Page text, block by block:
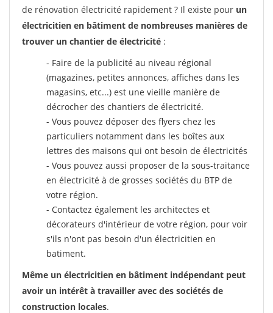
de rénovation électricité rapidement ? Il existe pour un
électricitien en bâtiment de nombreuses manières de
trouver un chantier de électricité :
- Faire de la publicité au niveau régional
(magazines, petites annonces, affiches dans les
magasins, etc...) est une vieille manière de
décrocher des chantiers de électricité.
- Vous pouvez déposer des flyers chez les
particuliers notamment dans les boîtes aux
lettres des maisons qui ont besoin de électricités
- Vous pouvez aussi proposer de la sous-traitance
en électricité à de grosses sociétés du BTP de
votre région.
- Contactez également les architectes et
décorateurs d'intérieur de votre région, pour voir
s'ils n'ont pas besoin d'un électricitien en
batiment.
Même un électricitien en bâtiment indépendant peut
avoir un intérêt à travailler avec des sociétés de
construction locales.